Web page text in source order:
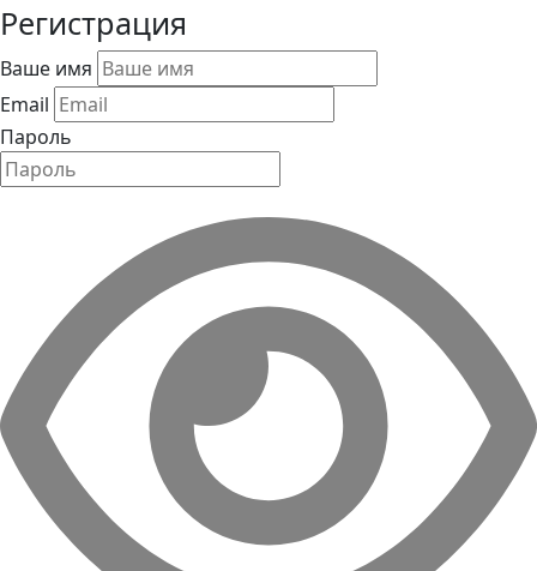
Регистрация
Ваше имя
Email
Пароль